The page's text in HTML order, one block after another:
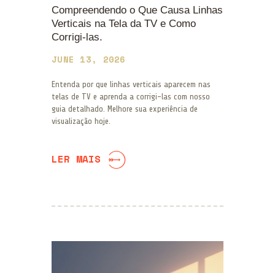
Compreendendo o Que Causa Linhas
Verticais na Tela da TV e Como
Corrigi-las.
JUNE 13, 2026
Entenda por que linhas verticais aparecem nas
telas de TV e aprenda a corrigi-las com nosso
guia detalhado. Melhore sua experiência de
visualização hoje.
LER MAIS